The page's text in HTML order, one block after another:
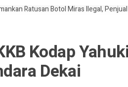
Ratusan Botol Miras Ilegal,
Kodap
Dekai